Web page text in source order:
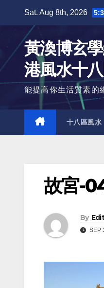
content
Sat. Aug 8th, 2026
黃渙博玄
港風水十
能提高你生活質素的
十八區風水
故宮-
By
SEP